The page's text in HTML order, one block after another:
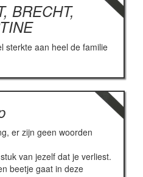
BRECHT,
sterkte aan heel de familie
er zijn geen woorden
van jezelf dat je verliest.
beetje gaat in deze